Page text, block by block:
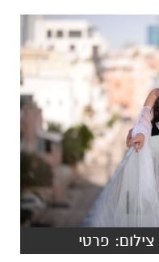
צילום: פרטי
ליזמי הי״ד